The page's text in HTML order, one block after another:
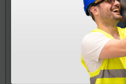
Pregúntale a un colega